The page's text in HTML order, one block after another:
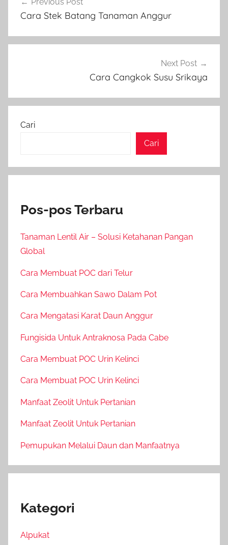
pos
Previous Post
Cara Stek Batang Tanaman Anggur
Next Post
Cara Cangkok Susu Srikaya
Cari
Cari
Pos-pos Terbaru
Tanaman Lentil Air – Solusi Ketahanan Pangan
Global
Cara Membuat POC dari Telur
Cara Membuahkan Sawo Dalam Pot
Cara Mengatasi Karat Daun Anggur
Fungisida Untuk Antraknosa Pada Cabe
Cara Membuat POC Urin Kelinci
Cara Membuat POC Urin Kelinci
Manfaat Zeolit Untuk Pertanian
Manfaat Zeolit Untuk Pertanian
Pemupukan Melalui Daun dan Manfaatnya
Kategori
Alpukat